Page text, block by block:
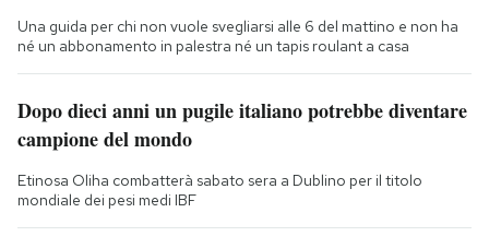
Una guida per chi non vuole svegliarsi alle 6 del mattino e non ha
né un abbonamento in palestra né un tapis roulant a casa
Dopo dieci anni un pugile italiano potrebbe diventare
campione del mondo
Etinosa Oliha combatterà sabato sera a Dublino per il titolo
mondiale dei pesi medi IBF